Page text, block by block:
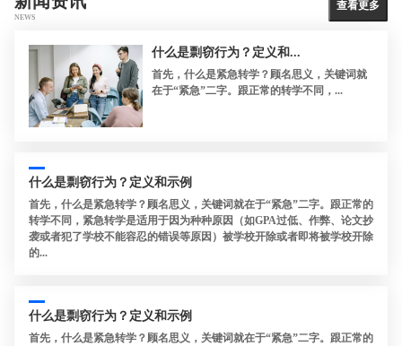
NEWS
查看更多
什么是剽窃行为？定义和...
首先，什么是紧急转学？顾名思义，关键词就
在于“紧急”二字。跟正常的转学不同，...
什么是剽窃行为？定义和示例
首先，什么是紧急转学？顾名思义，关键词就在于“紧急”二字。跟正常的
转学不同，紧急转学是适用于因为种种原因（如GPA过低、作弊、论文抄
袭或者犯了学校不能容忍的错误等原因）被学校开除或者即将被学校开除
的...
什么是剽窃行为？定义和示例
首先，什么是紧急转学？顾名思义，关键词就在于“紧急”二字。跟正常的